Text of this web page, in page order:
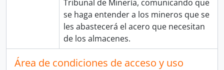
[Fondo] COMISIÓN NACIONAL DEL SESQUICENTENARIO DE LA INDEPENDENCIA DEL PERÚ
[Fondo] ARCHIVO AGRARIO
[Agrupación documental] FONDOS FÁCTICOS
[Agrupación documental] PROTOCOLOS NOTARIALES
[Agrupación documental] COLECCIONES
Tribunal de Minería, comunicando que
se haga entender a los mineros que se
les abastecerá el acero que necesitan
de los almacenes.
Área de condiciones de acceso y uso